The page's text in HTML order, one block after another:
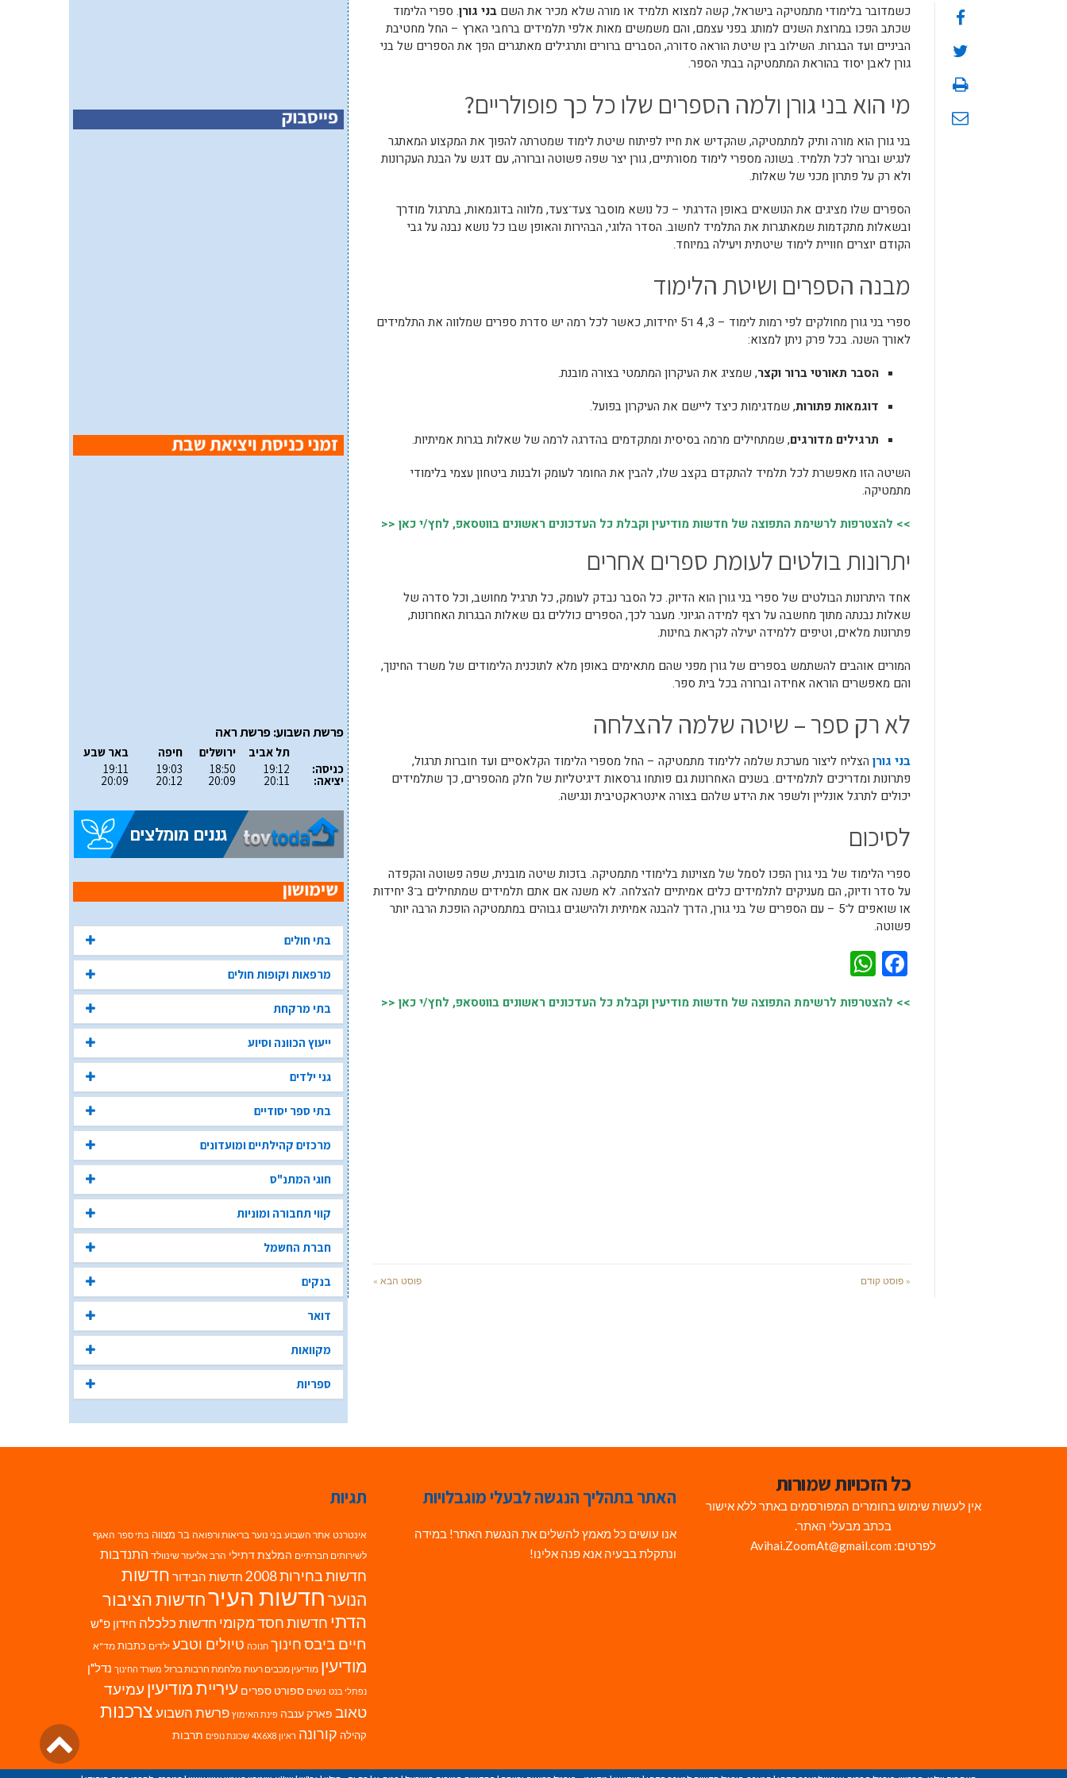
כשמדובר בלימודי מתמטיקה בישראל, קשה למצוא תלמיד או מורה שלא מכיר את השםבני גורן. ספרי הלימוד
שכתב הפכו במרוצת השנים למותג בפני עצמם, והם משמשים מאות אלפי תלמידים ברחבי הארץ – החל מחטיבת
הביניים ועד הבגרות. השילוב בין שיטת הוראה סדורה, הסברים ברורים ותרגילים מאתגרים הפך את הספרים של בני
גורן לאבן יסוד בהוראת המתמטיקה בבתי הספר.
מי הוא בני גורן ולמה הספרים שלו כל כך פופולריים?
בני גורן הוא מורה ותיק למתמטיקה, שהקדיש את חייו לפיתוח שיטת לימוד שמטרתה להפוך את המקצוע המאתגר
לנגיש וברור לכל תלמיד. בשונה מספרי לימוד מסורתיים, גורן יצר שפה פשוטה וברורה, עם דגש על הבנת העקרונות
ולא רק על פתרון מכני של שאלות.
הספרים שלו מציגים את הנושאים באופן הדרגתי – כל נושא מוסבר צעד־צעד, מלווה בדוגמאות, בתרגול מודרך
ובשאלות מתקדמות שמאתגרות את התלמיד לחשוב. הסדר הלוגי, הבהירות והאופן שבו כל נושא נבנה על גבי
הקודם יוצרים חוויית לימוד שיטתית ויעילה במיוחד.
מבנה הספרים ושיטת הלימוד
ספרי בני גורן מחולקים לפי רמות לימוד – 3, 4 ו־5 יחידות, כאשר לכל רמה יש סדרת ספרים שמלווה את התלמידים
לאורך השנה. בכל פרק ניתן למצוא:
הסבר תאורטי ברור וקצר, שמציג את העיקרון המתמטי בצורה מובנת.
דוגמאות פתורות, שמדגימות כיצד ליישם את העיקרון בפועל.
תרגילים מדורגים, שמתחילים מרמה בסיסית ומתקדמים בהדרגה לרמה של שאלות בגרות אמיתיות.
השיטה הזו מאפשרת לכל תלמיד להתקדם בקצב שלו, להבין את החומר לעומק ולבנות ביטחון עצמי בלימודי
מתמטיקה.
>> להצטרפות לרשימת התפוצה של חדשות מודיעין וקבלת כל העדכונים ראשונים בווטסאפ, לחץ/י כאן <<
יתרונות בולטים לעומת ספרים אחרים
אחד היתרונות הבולטים של ספרי בני גורן הוא הדיוק. כל הסבר נבדק לעומק, כל תרגיל מחושב, וכל סדרה של
שאלות נבנתה מתוך מחשבה על רצף למידה הגיוני. מעבר לכך, הספרים כוללים גם שאלות הבגרות האחרונות,
פתרונות מלאים, וטיפים ללמידה יעילה לקראת בחינות.
המורים אוהבים להשתמש בספרים של גורן מפני שהם מתאימים באופן מלא לתוכנית הלימודים של משרד החינוך,
והם מאפשרים הוראה אחידה וברורה בכל בית ספר.
לא רק ספר – שיטה שלמה להצלחה
בני גורן הצליח ליצור מערכת שלמה ללימוד מתמטיקה – החל מספרי הלימוד הקלאסיים ועד חוברות תרגול,
פתרונות ומדריכים לתלמידים. בשנים האחרונות גם פותחו גרסאות דיגיטליות של חלק מהספרים, כך שתלמידים
יכולים לתרגל אונליין ולשפר את הידע שלהם בצורה אינטראקטיבית ונגישה.
לסיכום
ספרי הלימוד של בני גורן הפכו לסמל של מצוינות בלימודי מתמטיקה. בזכות שיטה מובנית, שפה פשוטה והקפדה
על סדר ודיוק, הם מעניקים לתלמידים כלים אמיתיים להצלחה. לא משנה אם אתם תלמידים שמתחילים ב־3 יחידות
או שואפים ל־5 – עם הספרים של בני גורן, הדרך להבנה אמיתית ולהישגים גבוהים במתמטיקה הופכת הרבה יותר
פשוטה.
Facebook
>> להצטרפות לרשימת התפוצה של חדשות מודיעין וקבלת כל העדכונים ראשונים בווטסאפ, לחץ/י כאן <<
« פוסט קודם פוסט הבא »
פרשת השבוע: פרשת ראה
כניסה:
יציאה:
תל אביב
19:12
20:11
ירושלים
18:50
20:09
חיפה
19:03
20:12
באר שבע
19:11
20:09
בתי חולים
מרפאות וקופות חולים
בתי מרקחת
ייעוץ הכוונה וסיוע
גני ילדים
בתי ספר יסודיים
מרכזים קהילתיים ומועדונים
חוגי המתנ"ס
קווי תחבורה ומוניות
חברת החשמל
בנקים
דואר
מקוואות
ספריות
כל הזכויות שמורות
אין לעשות שימוש בחומרים המפורסמים באתר ללא אישור
בכתב מבעלי האתר.
לפרטים: Avihai.ZoomAt@gmail.com
האתר בתהליך הנגשה לבעלי מוגבלויות
אנו עושים כל מאמץ להשלים את הנגשת האתר! במידה
ונתקלת בבעיה אנא פנה אלינו!
תגיות
אינטרנט אתר השבוע בני נוער בריאות ורפואה בר מצווה בתי ספר האגף
לשירותים חברתיים המלצת דתילי הרב אליעזר שינוולד התנדבות
חדשות בחירות 2008 חדשות הבידור חדשות
הנוערחדשות העירחדשות הציבור
הדתי חדשות חסד מקומי חדשות כלכלה חידון פ"ש
חיים ביבסחינוך חנוכה טיולים וטבע ילדים כתבות מד"א
מודיעין מודיעין מכבים רעות מלחמת חרבות ברזל משרד החינוך נדל"ן
נפתלי בנט נשים ספורט ספרים עיריית מודיעין עמיעד
טאוב פארק ענבה פינת האימוץ פרשת השבועצרכנות
קהילה קורונה ראיון 4X6X8 שכונת נופים תרבות